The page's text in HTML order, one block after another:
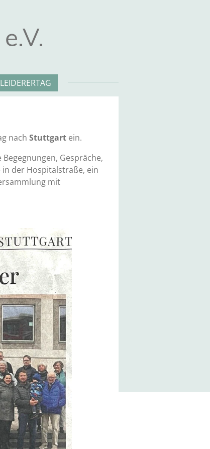
nach Stuttgart ein.
Gespräche,
in der Hospitalstraße, ein
mit